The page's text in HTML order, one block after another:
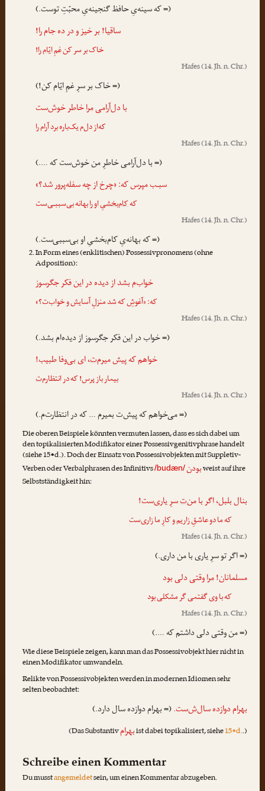
(= که سینه‌یِ حافظ گنجینه‌یِ محبّتِ توست.)
ساقیا! بر خیز و در ده جام را!
خاک بر سر کنغمِ ایّام را!
Hafes(14. Jh. n. Chr.)
(= خاک بر سرِ غمِ ایّام کن!)
با دل‌آرامیمراخاطر خوش‌ست
که‌از دل‌م یک‌باره برد آرام را
Hafes(14. Jh. n. Chr.)
(= با دل‌آرامی خاطرِ من خوش‌ست که ….)
سبـب مپرس که: «چرخ از چه سفله‌پرور شد؟»
کهکام‌بخشیِ او رابهانه بی‌سببـی‌ست
Hafes(14. Jh. n. Chr.)
(= که بهانه‌یِ کام‌بخشیِ او بی‌سببی‌ست.)
In Form eines (enklitischen) Possessivpronomens (ohne
Adposition):
خواب‌مبشد از دیده در این فکر جگرسوز
که: «آغوشِ که شد منزلِ آسایش و خواب‌ت؟»
Hafes(14. Jh. n. Chr.)
(= خواب در این فکر جگرسوز از دیده‌ام بشد.)
خواهم که پیش میرم‌‌ت، ای بی‌وفا طبیب!
بیمار باز پرس! که در انتظارم‌‌ت
Hafes(14. Jh. n. Chr.)
(= می‌خواهم که پیش‌ت بمیرم … که در انتظارت‌م.)
Die oberen Beispiele könnten vermuten lassen, dass es sich dabei um
den topikalisierten Modifikator einer Possessivgenitivphrase handelt
(siehe 15•d.). Doch der Einsatz von Possessivobjekten mit Suppletiv-
Verben oder Verbalphrasen des Infinitivs/budæn/بودنweist auf ihre
Selbstständigkeit hin:
بنال بلبل، اگر با من‌تسرِ یاری‌ست!
که ما دو عاشقِ زاریم و کارِ ما زاری‌ست
Hafes(14. Jh. n. Chr.)
(= اگر تو سرِ یاری با من داری.)
مسلمانان!مراوقتی دلی بود
که با وی گفتمی گر مشکلی بود
Hafes(14. Jh. n. Chr.)
(= من وقتی دلی داشتم که ….)
Wie diese Beispiele zeigen, kann man das Possessivobjekt hier nicht in
einen Modifikator umwandeln.
Relikte von Possessivobjekten werden in modernen Idiomen sehr
selten beobachtet:
بهرام دوازده سال‌ش‌ست.(= بهرام دوازده سال دارد.)
(Das Substantivبهرامist dabei topikalisiert, siehe15•d..)
Schreibe einen Kommentar
Du musstangemeldetsein, um einen Kommentar abzugeben.